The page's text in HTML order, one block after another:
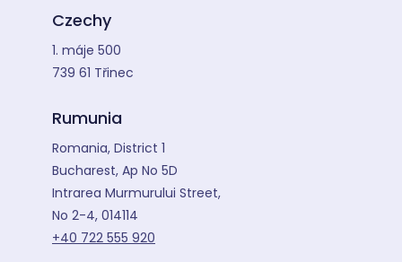
Czechy
1. máje 500
739 61 Třinec
Rumunia
Romania, District 1
Bucharest, Ap No 5D
Intrarea Murmurului Street,
No 2-4, 014114
+40 722 555 920